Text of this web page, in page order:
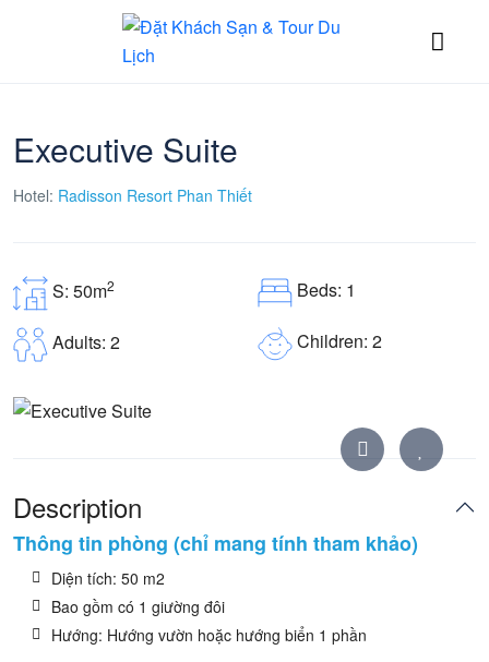
Executive Suite
Hotel: Radisson Resort Phan Thiết
S: 50m2 Beds: 1
Adults: 2 Children: 2
Description
Thông tin phòng (chỉ mang tính tham khảo)
Diện tích: 50 m2
Bao gồm có 1 giường đôi
Hướng: Hướng vườn hoặc hướng biển 1 phần